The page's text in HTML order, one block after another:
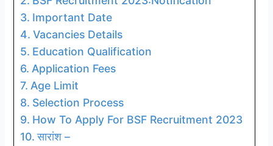
Important Date
Vacancies Details
Education Qualification
Application Fees
Age Limit
Selection Process
How To Apply For BSF Recruitment 2023
सारांश –